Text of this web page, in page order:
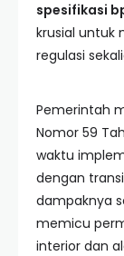
spesifikasi
krusial untuk
regulasi
Pemerintah
Nomor 59
waktu
dengan
dampaknya
memicu
interior dan